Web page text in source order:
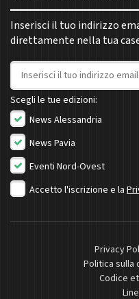
Inserisci il tuo indirizzo
direttamente nella tua
Indirizzo email
Scegli le tue edizioni:
News Alessandria
News Pavia
Eventi Nord-Ovest
Accetto l'iscrizione e la
Privacy
Politica sulla
Codice